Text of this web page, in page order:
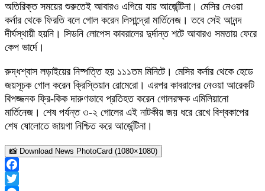
অতিরিক্ত সময়ের শুরুতেই আবারও এগিয়ে যায় আর্জেন্টিনা। মেসির নেওয়া
কর্নার থেকে ফিরতি বলে গোল করেন লিসান্দ্রো মার্তিনেজ। তবে সেই আনন্দ
দীর্ঘস্থায়ী হয়নি। সিডনি লোপেস কাবরালের দুর্দান্ত শটে আবারও সমতায় ফেরে
কেপ ভার্দে।
রুদ্ধশ্বাস লড়াইয়ের নিষ্পত্তি হয় ১১১তম মিনিটে। মেসির কর্নার থেকে হেডে
জয়সূচক গোল করেন ক্রিস্তিয়ান রোমেরো। এরপর কাবরালের নেওয়া আরেকটি
বিপজ্জনক ফ্রি-কিক দারুণভাবে প্রতিহত করেন গোলরক্ষক এমিলিয়ানো
মার্তিনেজ। শেষ পর্যন্ত ৩-২ গোলের এই নাটকীয় জয় ধরে রেখে বিশ্বকাপের
শেষ ষোলোতে জায়গা নিশ্চিত করে আর্জেন্টিনা।
📸 Download News PhotoCard (1080×1080)
Facebook